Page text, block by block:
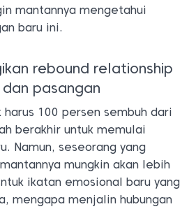
mantannya mengetahui
baru ini.
rebound relationship
pasangan
100 persen sembuh dari
berakhir untuk memulai
Namun, seseorang yang
mungkin akan lebih
ikatan emosional baru yang
mengapa menjalin hubungan